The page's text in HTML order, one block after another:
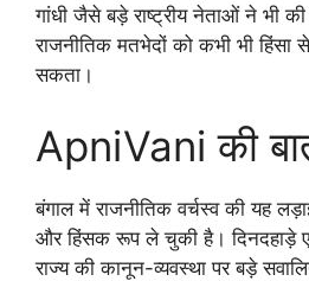
गांधी जैसे बड़े राष्ट्रीय नेताओं ने भी
राजनीतिक मतभेदों को कभी भी हिंसा
सकता।
ApniVani की
बंगाल में राजनीतिक वर्चस्व की यह
और हिंसक रूप ले चुकी है। दिनदहाड़े
राज्य की कानून-व्यवस्था पर बड़े